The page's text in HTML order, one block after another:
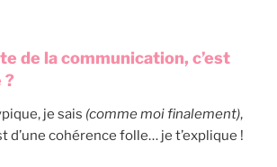
de la communication, c’est
?
je sais (comme moi finalement),
d’une cohérence folle… je t’explique !